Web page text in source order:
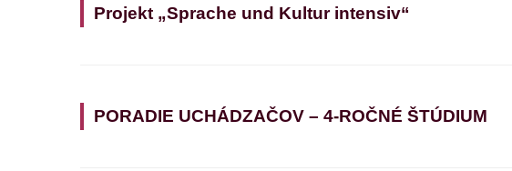
Projekt „Sprache und Kultur intensiv“
PORADIE UCHÁDZAČOV – 4-ROČNÉ ŠTÚDIUM